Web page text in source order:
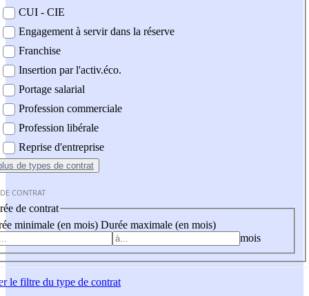
CUI - CIE
Engagement à servir dans la réserve
Franchise
Insertion par l'activ.éco.
Portage salarial
Profession commerciale
Profession libérale
Reprise d'entreprise
de types de contrat
CONTRAT
de contrat
minimale (en mois) Durée maximale (en mois)
mois
le filtre du type de contrat